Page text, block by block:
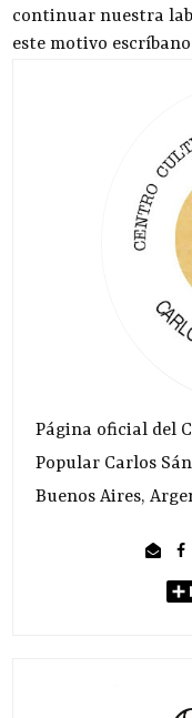
continuar nuestra
este motivo
Página oficial del
Popular Carlos
Buenos Aires,